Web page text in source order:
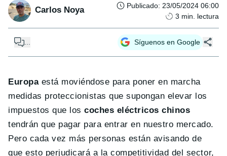
Carlos Noya Publicado: 23/05/2024 06:00
3 min. lectura
Síguenos en Google
Europaestá moviéndose para poner en marcha
medidas proteccionistas que supongan elevar los
impuestos que loscoches eléctricos chinos
tendrán que pagar para entrar en nuestro mercado.
Pero cada vez más personas están avisando de
que esto perjudicará a la competitividad del sector,